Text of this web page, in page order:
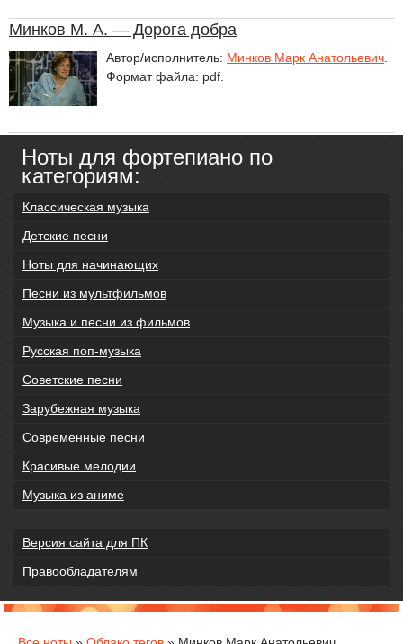
Минков М. А. — Дорога добра
Автор/исполнитель: Минков Марк Анатольевич
Формат файла: pdf.
Ноты для фортепиано по
категориям:
Классическая музыка
Детские песни
Ноты для начинающих
Песни из мультфильмов
Музыка и песни из фильмов
Русская поп-музыка
Советские песни
Зарубежная музыка
Современные песни
Красивые мелодии
Музыка из аниме
Версия сайта для ПК
Правообладателям